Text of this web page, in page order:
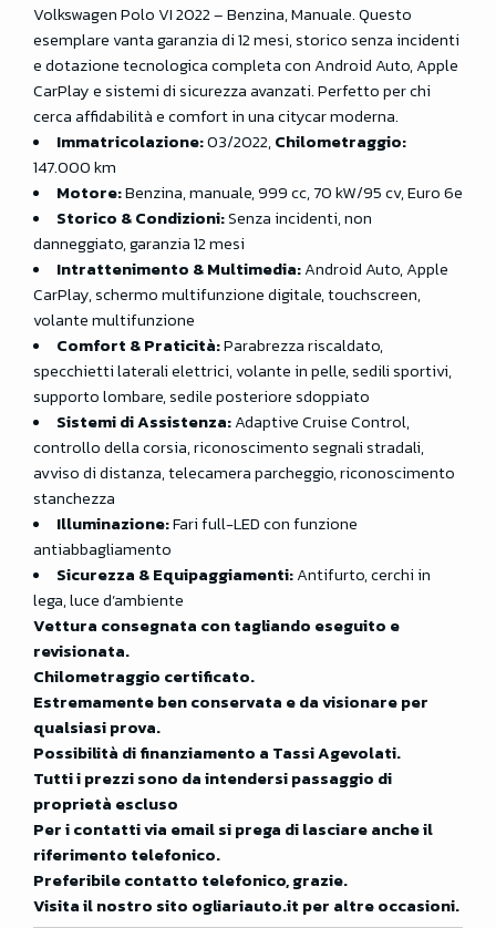
Volkswagen Polo VI 2022 – Benzina, Manuale. Questo
esemplare vanta garanzia di 12 mesi, storico senza incidenti
e dotazione tecnologica completa con Android Auto, Apple
CarPlay e sistemi di sicurezza avanzati. Perfetto per chi
cerca affidabilità e comfort in una citycar moderna.
Immatricolazione:03/2022,Chilometraggio:
147.000 km
Motore:Benzina, manuale, 999 cc, 70 kW/95 cv, Euro 6e
Storico & Condizioni:Senza incidenti, non
danneggiato, garanzia 12 mesi
Intrattenimento & Multimedia:Android Auto, Apple
CarPlay, schermo multifunzione digitale, touchscreen,
volante multifunzione
Comfort & Praticità:Parabrezza riscaldato,
specchietti laterali elettrici, volante in pelle, sedili sportivi,
supporto lombare, sedile posteriore sdoppiato
Sistemi di Assistenza:Adaptive Cruise Control,
controllo della corsia, riconoscimento segnali stradali,
avviso di distanza, telecamera parcheggio, riconoscimento
stanchezza
Illuminazione:Fari full-LED con funzione
antiabbagliamento
Sicurezza & Equipaggiamenti:Antifurto, cerchi in
lega, luce d’ambiente
Vettura consegnata con tagliando eseguito e
revisionata.
Chilometraggio certificato.
Estremamente ben conservata e da visionare per
qualsiasi prova.
Possibilità di finanziamento a Tassi Agevolati.
Tutti i prezzi sono da intendersi passaggio di
proprietà escluso
Per i contatti via email si prega di lasciare anche il
riferimento telefonico.
Preferibile contatto telefonico, grazie.
Visita il nostro sito ogliariauto.it per altre occasioni.